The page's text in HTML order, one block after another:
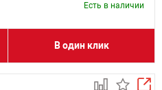
Есть в наличии
В один клик